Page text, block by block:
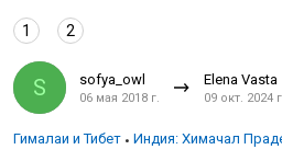
1 2
S sofya_owl
06 мая 2018 г.
Elena Vasta
09 окт. 2024 г.
Гималаи и Тибет Индия: Химачал